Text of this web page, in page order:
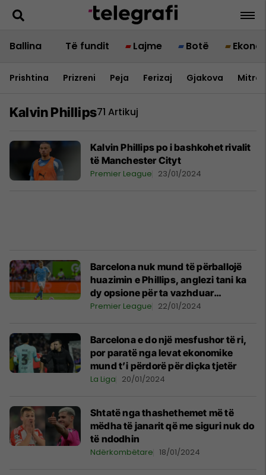
Ballina Të fundit Lajme Botë
Prishtina Prizreni Peja Ferizaj Gjakova
Kalvin Phillips71 Artikuj
Kalvin Phillips po i bashkohet rivalit
të Manchester Cityt
Premier League 23/01/2024
Barcelona nuk mund të përballojë
huazimin e Phillips, anglezi tani ka
dy opsione për ta vazhduar
karrierën
Premier League 22/01/2024
Barcelona e do një mesfushor të ri,
por paratë nga levat ekonomike
mund t’i përdorë për diçka tjetër
La Liga 20/01/2024
Shtatë nga thashethemet më të
mëdha të janarit që me siguri nuk do
të ndodhin
Ndërkombëtare 18/01/2024